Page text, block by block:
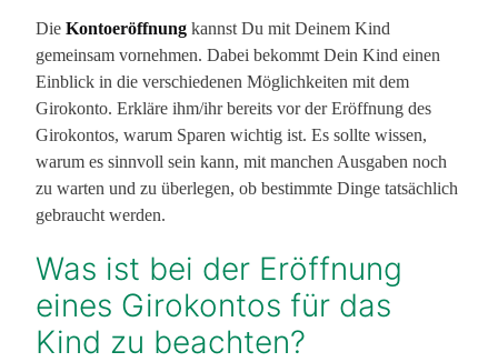
Die Kontoeröffnung kannst Du mit Deinem Kind
gemeinsam vornehmen. Dabei bekommt Dein Kind einen
Einblick in die verschiedenen Möglichkeiten mit dem
Girokonto. Erkläre ihm/ihr bereits vor der Eröffnung des
Girokontos, warum Sparen wichtig ist. Es sollte wissen,
warum es sinnvoll sein kann, mit manchen Ausgaben noch
zu warten und zu überlegen, ob bestimmte Dinge tatsächlich
gebraucht werden.
Was ist bei der Eröffnung
eines Girokontos für das
Kind zu beachten?